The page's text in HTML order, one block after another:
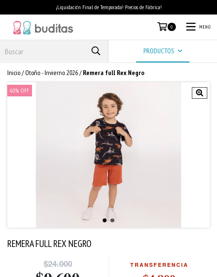
¡Liquidación Final de Temporada! Precios de Fábrica!
0 MENÚ
PRODUCTOS
Inicio/ Otoño - Invierno 2026/ Remera full Rex Negro
60% OFF
REMERA FULL REX NEGRO
$24.000 TRANSFERENCIA